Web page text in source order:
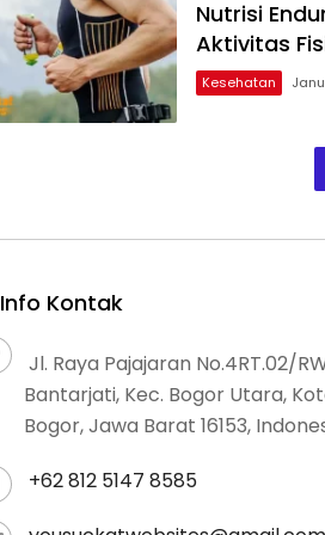
Nutrisi
Aktivitas
Kesehatan
Info Kontak
Jl. Raya Pajajaran No.4RT.02/
Bantarjati, Kec. Bogor Utara,
Bogor, Jawa Barat 16153,
+62 812 5147 8585